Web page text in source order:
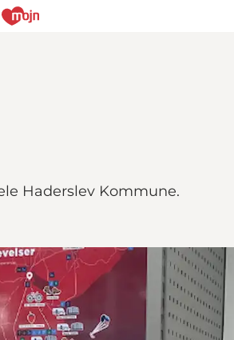
Haderslev Kommune.